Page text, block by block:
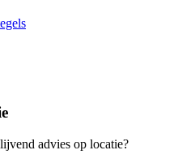
advies op locatie?